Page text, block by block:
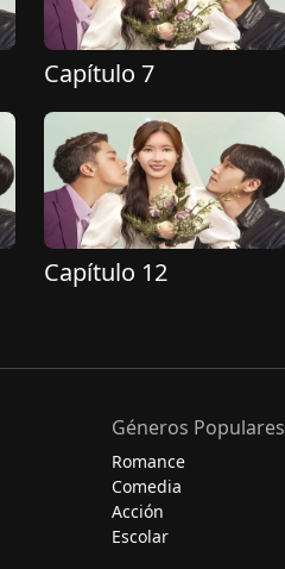
Capítulo 7
Capítulo 12
Géneros Populares
Romance
Comedia
Acción
Escolar